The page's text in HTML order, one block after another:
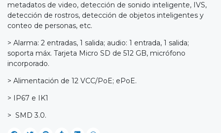
metadatos de video, detección de sonido inteligente, IVS,
detección de rostros, detección de objetos inteligentes y
conteo de personas, etc.
> Alarma: 2 entradas, 1 salida; audio: 1 entrada, 1 salida;
soporta máx. Tarjeta Micro SD de 512 GB, micrófono
incorporado.
> Alimentación de 12 VCC/PoE; ePoE.
> IP67 e IK1
> SMD 3.0.